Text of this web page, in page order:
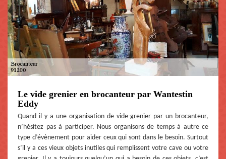
Le vide grenier en brocanteur par Wantestin
Eddy
Quand il y a une organisation de vide-grenier par un brocanteur,
n’hésitez pas à participer. Nous organisons de temps à autre ce
type d’évènement pour aider ceux qui sont dans le besoin. Surtout
s’il y a ces vieux objets inutiles qui remplissent votre cave ou votre